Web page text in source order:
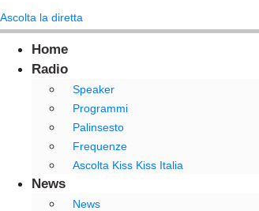
Ascolta la diretta
Home
Radio
Speaker
Programmi
Palinsesto
Frequenze
Ascolta Kiss Kiss Italia
News
News